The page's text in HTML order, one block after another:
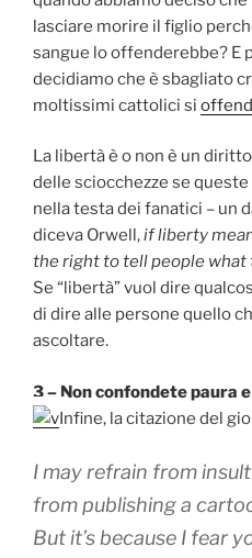
lasciare morire il figlio
sangue lo offenderebbe? E
decidiamo che è sbagliato
moltissimi cattolici si
La libertà è o non è un
delle sciocchezze se
nella testa dei fanatici – un
diceva Orwell,if liberty
the right to tell people what
Se “libertà” vuol dire
di dire alle persone quello
ascoltare.
3 – Non confondete paura
Infine, la citazione del
I may refrain from
from publishing a
But it’s because I fear